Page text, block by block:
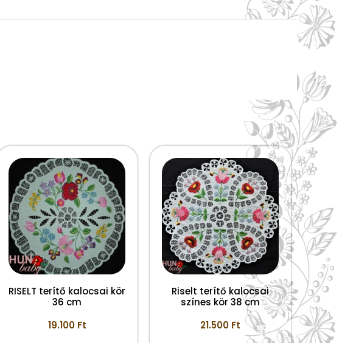
RISELT terítő kalocsai kör
36 cm
19.100 Ft
Riselt terítő kalocsai
színes kör 38 cm
21.500 Ft